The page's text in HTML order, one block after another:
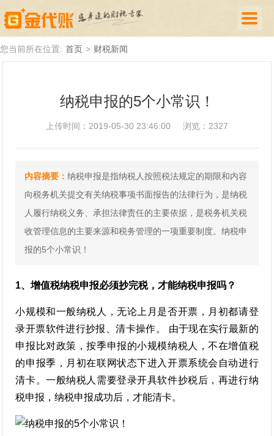
代理记账
厦门落户
关于我们
诚聘英才
企业登录
您当前所在位置: 首页 > 财税新闻
纳税申报的5个小常识！
上传时间：2019-05-30 23:46:00 浏览：2327
内容摘要：纳税申报是指纳税人按照税法规定的期限和内容
向税务机关提交有关纳税事项书面报告的法律行为，是纳税
人履行纳税义务、承担法律责任的主要依据，是税务机关税
收管理信息的主要来源和税务管理的一项重要制度。纳税申
报的5个小常识！
1、增值税纳税申报必须抄完税，才能纳税申报吗？
小规模和一般纳税人，无论上月是否开票，月初都请登
录开票软件进行抄报、清卡操作。 由于现在实行最新的
申报比对政策，按季申报的小规模纳税人，不在增值税
的申报季，月初在联网状态下进入开票系统会自动进行
清卡。一般纳税人需要登录开具软件抄税后，再进行纳
税申报，纳税申报成功后，才能清卡。